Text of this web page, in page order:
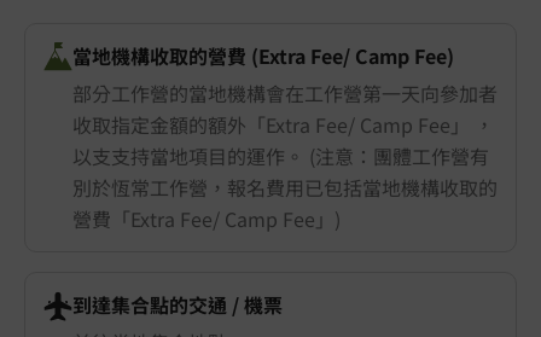
當地機構收取的營費 (Extra Fee/ Camp Fee)
部分工作營的當地機構會在工作營第一天向參加者
收取指定金額的額外「Extra Fee/ Camp Fee」 ，
以支支持當地項目的運作。 (注意：團體工作營有
別於恆常工作營，報名費用已包括當地機構收取的
營費「Extra Fee/ Camp Fee」)
到達集合點的交通 ​/ 機票